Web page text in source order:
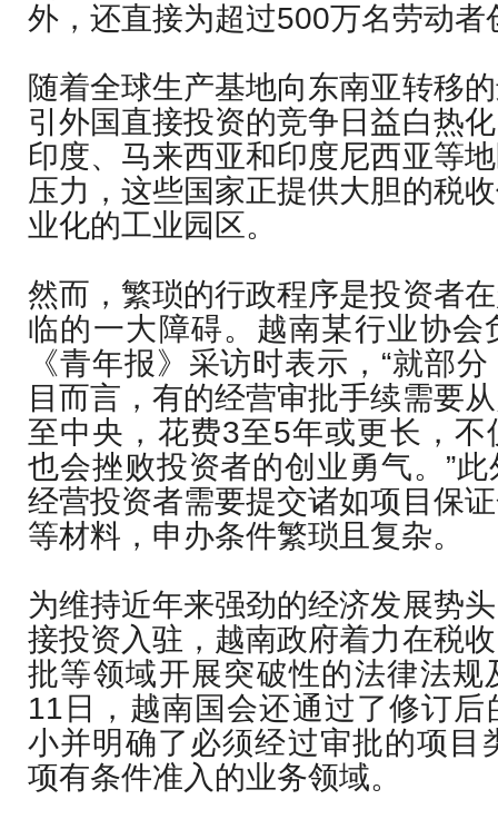
外，还直接为超过500万名劳动者
随着全球生产基地向东南亚转移
引外国直接投资的竞争日益白热
印度、马来西亚和印度尼西亚等
压力，这些国家正提供大胆的税
业化的工业园区。
然而，繁琐的行政程序是投资者
临的一大障碍。越南某行业协会
《青年报》采访时表示，“就部
目而言，有的经营审批手续需要
至中央，花费3至5年或更长，
也会挫败投资者的创业勇气。”
经营投资者需要提交诸如项目保
等材料，申办条件繁琐且复杂。
为维持近年来强劲的经济发展势
接投资入驻，越南政府着力在税
批等领域开展突破性的法律法规
11日，越南国会还通过了修订
小并明确了必须经过审批的项目
项有条件准入的业务领域。